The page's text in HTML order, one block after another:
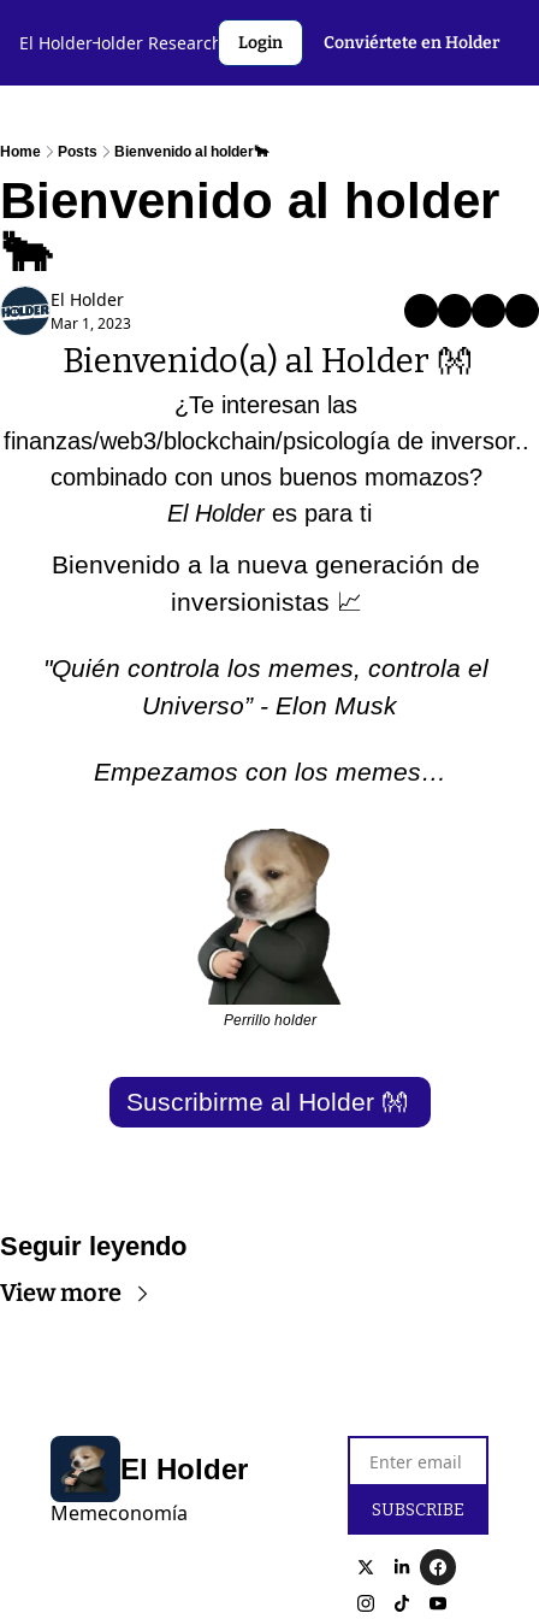
El Holder
Holder🤝 Holder Research💻️ Criptoslang🗣️ Autores
Login Conviértete en Holder
Home Posts Bienvenido al holder🐂
Bienvenido al holder
🐂
El Holder
Mar 1, 2023
Bienvenido(a) al Holder 👐
¿Te interesan las
finanzas/web3/blockchain/psicología de inversor..
combinado con unos buenos momazos?
El Holder es para ti
Bienvenido a la nueva generación de
inversionistas 📈
"Quién controla los memes, controla el
Universo” - Elon Musk
Empezamos con los memes…
Perrillo holder
Suscribirme al Holder 👐
Seguir leyendo
View more
El Holder
Memeconomía SUBSCRIBE